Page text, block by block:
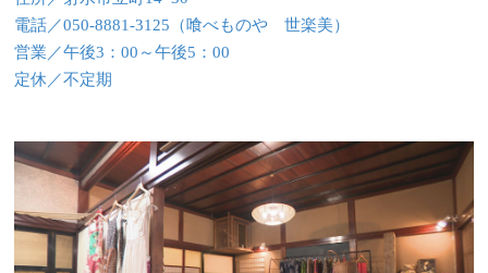
電話／050-8881-3125（喰べものや 世楽美）
営業／午後3：00～午後5：00
定休／不定期